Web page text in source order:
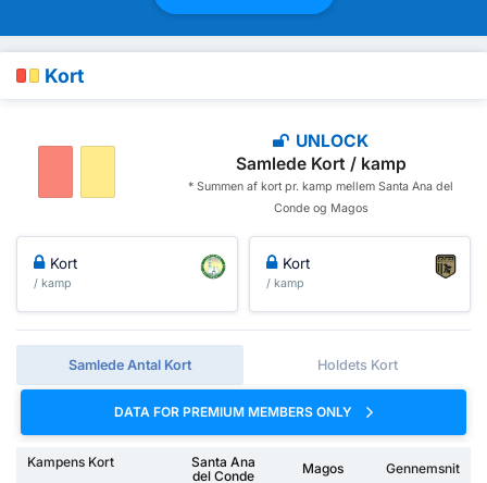
Kort
UNLOCK
Samlede Kort / kamp
* Summen af ​​kort pr. kamp mellem Santa Ana del
Conde og Magos
Kort
/ kamp
Kort
/ kamp
Samlede Antal Kort Holdets Kort
DATA FOR PREMIUM MEMBERS ONLY
Kampens Kort
Santa Ana
del Conde
Magos Gennemsnit